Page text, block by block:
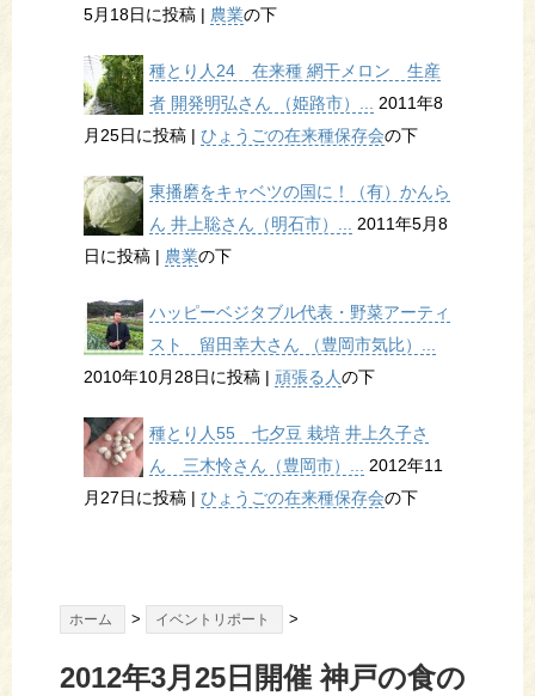
5月18日に投稿 | 農業の下
種とり人24 在来種 網干メロン 生産
者 開発明弘さん （姫路市）... 2011年8
月25日に投稿 | ひょうごの在来種保存会の下
東播磨をキャベツの国に！（有）かんら
ん 井上聡さん（明石市）... 2011年5月8
日に投稿 | 農業の下
ハッピーベジタブル代表・野菜アーティ
スト 留田幸大さん （豊岡市気比）...
2010年10月28日に投稿 | 頑張る人の下
種とり人55 七夕豆 栽培 井上久子さ
ん 三木怜さん（豊岡市）... 2012年11
月27日に投稿 | ひょうごの在来種保存会の下
ホーム > イベントリポート >
2012年3月25日開催 神戸の食の